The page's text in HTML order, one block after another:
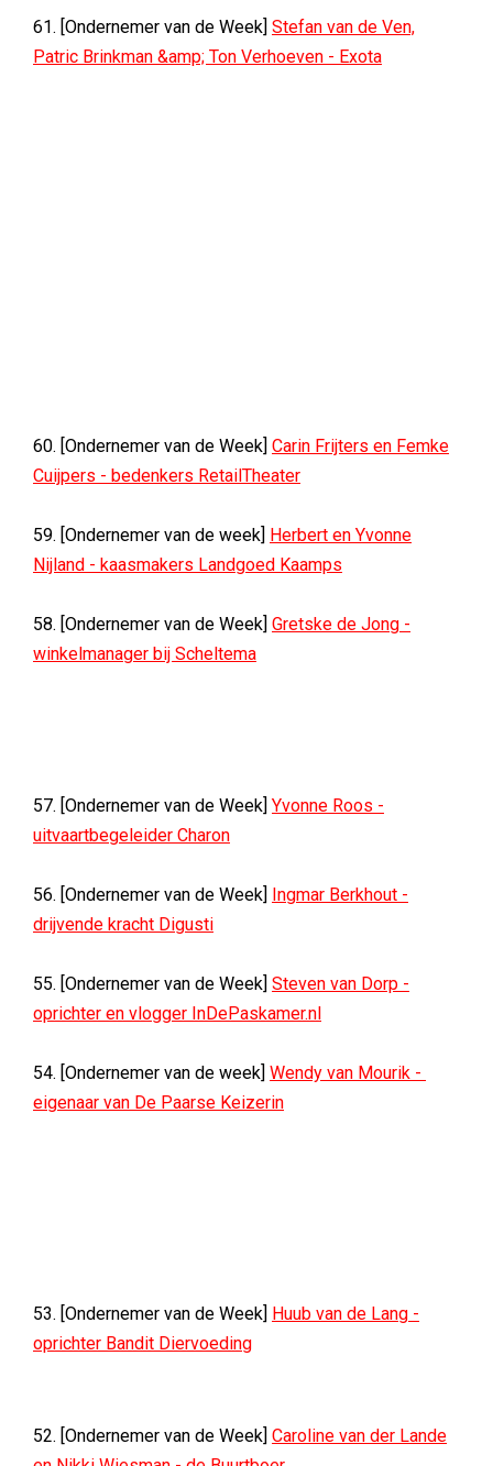
61. [Ondernemer van de Week] Stefan van de Ven,
Patric Brinkman &amp; Ton Verhoeven - Exota
60. [Ondernemer van de Week] Carin Frijters en Femke
Cuijpers - bedenkers RetailTheater
59. [Ondernemer van de week] Herbert en Yvonne
Nijland - kaasmakers Landgoed Kaamps
58. [Ondernemer van de Week] Gretske de Jong -
winkelmanager bij Scheltema
57. [Ondernemer van de Week] Yvonne Roos -
uitvaartbegeleider Charon
56. [Ondernemer van de Week] Ingmar Berkhout -
drijvende kracht Digusti
55. [Ondernemer van de Week] Steven van Dorp -
oprichter en vlogger InDePaskamer.nl
54. [Ondernemer van de week] Wendy van Mourik -
eigenaar van De Paarse Keizerin
53. [Ondernemer van de Week] Huub van de Lang -
oprichter Bandit Diervoeding
52. [Ondernemer van de Week] Caroline van der Lande